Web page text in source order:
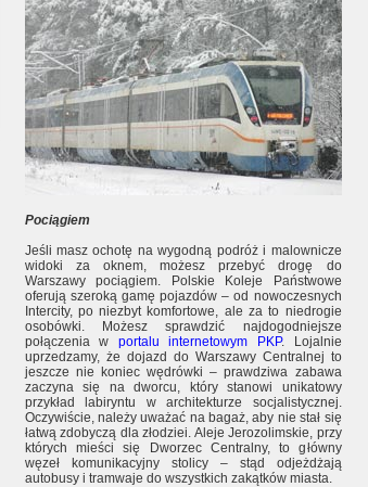
Pociągiem
Jeśli masz ochotę na wygodną podróż i malownicze
widoki za oknem, możesz przebyć drogę do
Warszawy pociągiem. Polskie Koleje Państwowe
oferują szeroką gamę pojazdów – od nowoczesnych
Intercity, po niezbyt komfortowe, ale za to niedrogie
osobówki. Możesz sprawdzić najdogodniejsze
połączenia w portalu internetowym PKP. Lojalnie
uprzedzamy, że dojazd do Warszawy Centralnej to
jeszcze nie koniec wędrówki – prawdziwa zabawa
zaczyna się na dworcu, który stanowi unikatowy
przykład labiryntu w architekturze socjalistycznej.
Oczywiście, należy uważać na bagaż, aby nie stał się
łatwą zdobyczą dla złodziei. Aleje Jerozolimskie, przy
których mieści się Dworzec Centralny, to główny
węzeł komunikacyjny stolicy – stąd odjeżdżają
autobusy i tramwaje do wszystkich zakątków miasta.